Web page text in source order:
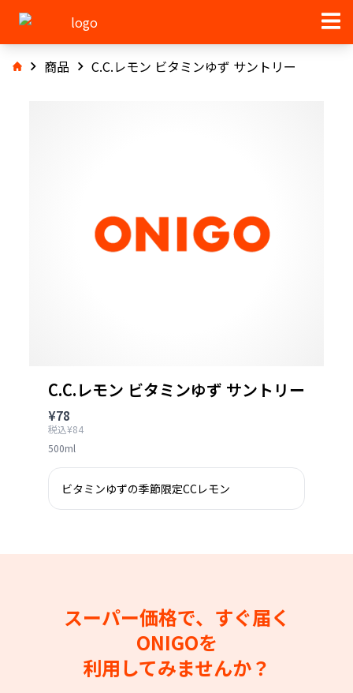
商品 C.C.レモン ビタミンゆず サントリー
C.C.レモン ビタミンゆず サントリー
¥78
税込¥84
500ml
ビタミンゆずの季節限定CCレモン
スーパー価格で、すぐ届く
ONIGOを
利用してみませんか？